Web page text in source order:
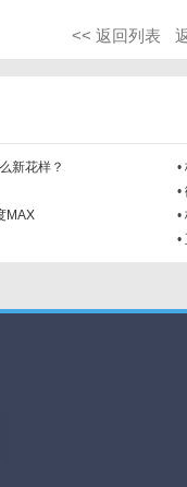
<< 返回列表
新花样？ •
•
MAX •
•